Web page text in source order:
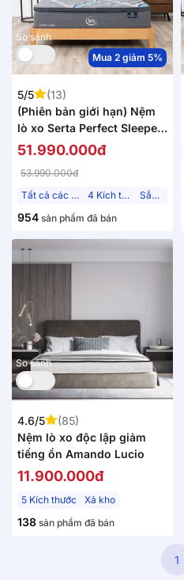
So sánh
Mua 2 giảm 5%
5/5
(13)
(Phiên bản giới hạn) Nệm
lò xo Serta Perfect Sleeper
Grand Suite cao cấp kháng
51.990.000đ
53.990.000đ
Tất cả các tư thế
4 Kích thước Sắp về
954 sản phẩm đã bán
So sánh
4.6/5
(85)
Nệm lò xo độc lập giảm
tiếng ồn Amando Lucio
11.900.000đ
5 Kích thước Xả kho
138 sản phẩm đã bán
1